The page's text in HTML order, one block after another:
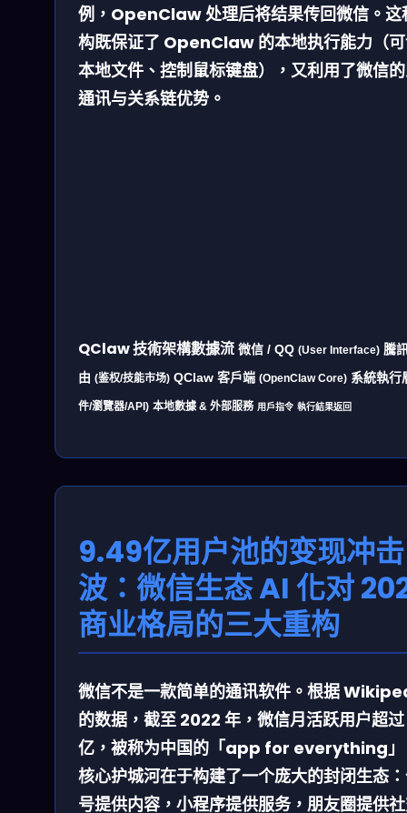
例，OpenClaw 处理后将结果传回微信。这
构既保证了 OpenClaw 的本地执行能力（
本地文件、控制鼠标键盘），又利用了微信
通讯与关系链优势。
QClaw 技術架構數據流 微信 / QQ (User Interface) 騰
由 (鉴权/技能市场) QClaw 客戶端 (OpenClaw Core) 系統執行
件/瀏覽器/API) 本地數據 & 外部服務 用戶指令 執行結果返回
9.49亿用户池的变现冲击
波：微信生态 AI 化对
商业格局的三大重构
微信不是一款简单的通讯软件。根据
的数据，截至 2022 年，微信月活跃用户超过
亿，被称为中国的「app for everything」
核心护城河在于构建了一个庞大的封闭生态
号提供内容，小程序提供服务，朋友圈提供